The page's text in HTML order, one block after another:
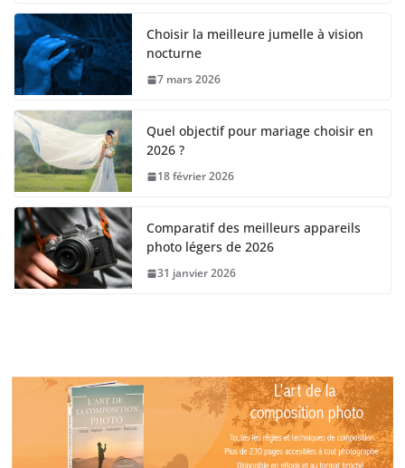
Choisir la meilleure jumelle à vision
nocturne
7 mars 2026
Quel objectif pour mariage choisir en
2026 ?
18 février 2026
Comparatif des meilleurs appareils
photo légers de 2026
31 janvier 2026